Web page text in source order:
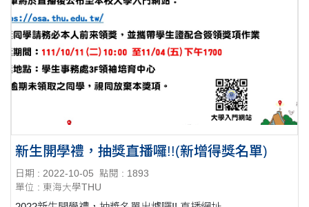
新生開學禮，抽獎直播囉!!(新增得獎名單)
日期 : 2022-10-05
點閱 : 1893
單位 : 東海大學THU